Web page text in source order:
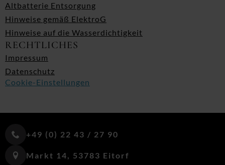
Altbatterie Entsorgung
Hinweise gemäß ElektroG
Hinweise auf die Wasserdichtigkeit
RECHTLICHES
Impressum
Datenschutz
Cookie-Einstellungen
+49 (0) 22 43 / 27 90
Markt 14, 53783 Eitorf